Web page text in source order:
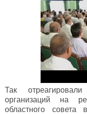
Так
организаций на
областного совета